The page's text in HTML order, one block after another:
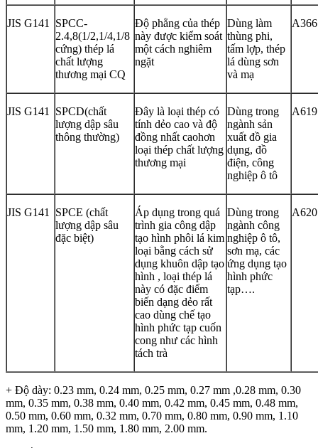
JIS G141
SPCC-
2.4,8(1/2,1/4,1/8
cứng) thép lá
chất lượng
thương mại CQ
Độ phẳng của thép
này được kiểm soát
một cách nghiêm
ngặt
Dùng làm
thùng phi,
tấm lợp, thép
lá dùng sơn
và mạ
A366
JIS G141
SPCD(chất
lượng dập sâu
thông thường)
Đây là loại thép có
tính dẻo cao và độ
đồng nhất caohơn
loại thép chất lượng
thương mại
Dùng trong
ngành sản
xuất đồ gia
dụng, đồ
điện, công
nghiệp ô tô
A619
JIS G141
SPCE (chất
lượng dập sâu
đặc biệt)
Áp dụng trong quá
trình gia công dập
tạo hình phôi lá kim
loại bằng cách sử
dụng khuôn dập tạo
hình , loại thép lá
này có đặc điểm
biến dạng dẻo rất
cao dùng chế tạo
hình phức tạp cuốn
cong như các hình
tách trà
Dùng trong
ngành công
nghiệp ô tô,
sơn mạ, các
ứng dụng tạo
hình phức
tạp….
A620
+ Độ dày: 0.23 mm, 0.24 mm, 0.25 mm, 0.27 mm ,0.28 mm, 0.30
mm, 0.35 mm, 0.38 mm, 0.40 mm, 0.42 mm, 0.45 mm, 0.48 mm,
0.50 mm, 0.60 mm, 0.32 mm, 0.70 mm, 0.80 mm, 0.90 mm, 1.10
mm, 1.20 mm, 1.50 mm, 1.80 mm, 2.00 mm.